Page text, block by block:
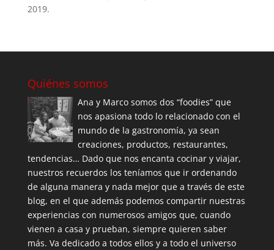
2019.
Quiénes somos
Ana y Marco somos dos “foodies” que
nos apasiona todo lo relacionado con el
mundo de la gastronomía, ya sean
creaciones, productos, restaurantes,
tendencias… Dado que nos encanta cocinar y viajar,
nuestros recuerdos los teníamos que ir ordenando
de alguna manera y nada mejor que a través de este
blog, en el que además podemos compartir nuestras
experiencias con numerosos amigos que, cuando
vienen a casa y prueban, siempre quieren saber
más. Va dedicado a todos ellos y a todo el universo